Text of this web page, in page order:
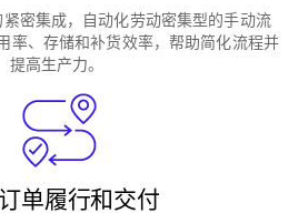
密集成，自动化劳动密集型的手动流
率、存储和补货效率，帮助简化流程并
提高生产力。
单履行和交付